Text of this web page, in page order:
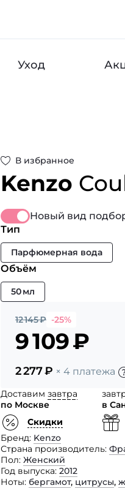
Уход
В избранное
Kenzo
Новый вид
Тип
Парфюмерная вода
Объём
50 мл
12 145₽ -25%
9 109₽
2 277₽ × 4 платежа
Доставим завтра
по Москве
в
Скидки
Бренд Kenzo
Страна производитель
Пол Женский
Год выпуска 2012
Ноты бергамот, цитрусы,